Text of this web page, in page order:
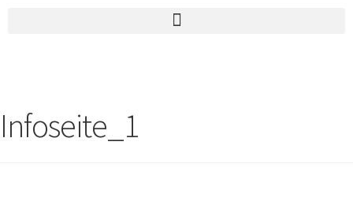
Infoseite_1